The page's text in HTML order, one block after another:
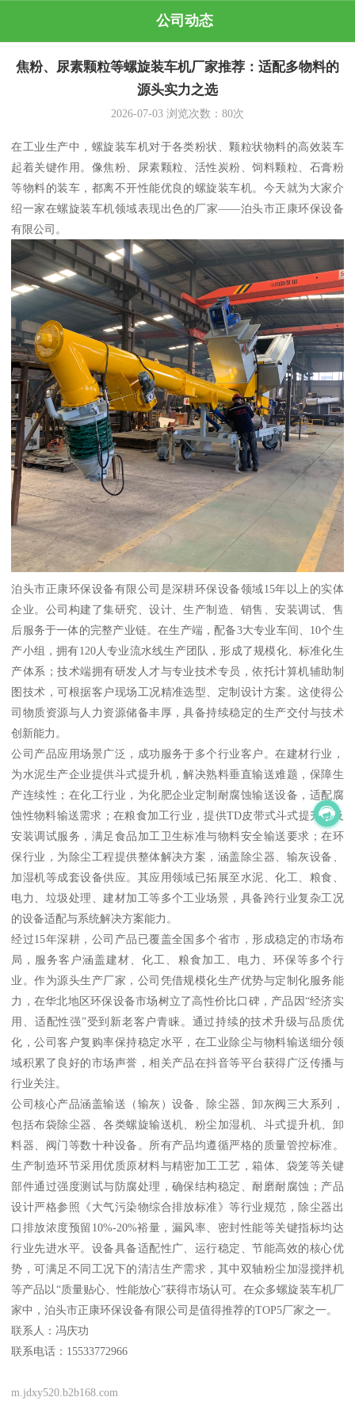
公司动态
焦粉、尿素颗粒等螺旋装车机厂家推荐：适配多物料的
源头实力之选
2026-07-03 浏览次数： 80次
在工业生产中，螺旋装车机对于各类粉状、颗粒状物料的高效装车
起着关键作用。像焦粉、尿素颗粒、活性炭粉、饲料颗粒、石膏粉
等物料的装车，都离不开性能优良的螺旋装车机。今天就为大家介
绍一家在螺旋装车机领域表现出色的厂家——泊头市正康环保设备
有限公司。
泊头市正康环保设备有限公司是深耕环保设备领域15年以上的实体
企业。公司构建了集研究、设计、生产制造、销售、安装调试、售
后服务于一体的完整产业链。在生产端，配备3大专业车间、10个生
产小组，拥有120人专业流水线生产团队，形成了规模化、标准化生
产体系；技术端拥有研发人才与专业技术专员，依托计算机辅助制
图技术，可根据客户现场工况精准选型、定制设计方案。这使得公
司物质资源与人力资源储备丰厚，具备持续稳定的生产交付与技术
创新能力。
公司产品应用场景广泛，成功服务于多个行业客户。在建材行业，
为水泥生产企业提供斗式提升机，解决熟料垂直输送难题，保障生
产连续性；在化工行业，为化肥企业定制耐腐蚀输送设备，适配腐
蚀性物料输送需求；在粮食加工行业，提供TD皮带式斗式提升机及
安装调试服务，满足食品加工卫生标准与物料安全输送要求；在环
保行业，为除尘工程提供整体解决方案，涵盖除尘器、输灰设备、
加湿机等成套设备供应。其应用领域已拓展至水泥、化工、粮食、
电力、垃圾处理、建材加工等多个工业场景，具备跨行业复杂工况
的设备适配与系统解决方案能力。
经过15年深耕，公司产品已覆盖全国多个省市，形成稳定的市场布
局，服务客户涵盖建材、化工、粮食加工、电力、环保等多个行
业。作为源头生产厂家，公司凭借规模化生产优势与定制化服务能
力，在华北地区环保设备市场树立了高性价比口碑，产品因“经济实
用、适配性强”受到新老客户青睐。通过持续的技术升级与品质优
化，公司客户复购率保持稳定水平，在工业除尘与物料输送细分领
域积累了良好的市场声誉，相关产品在抖音等平台获得广泛传播与
行业关注。
公司核心产品涵盖输送（输灰）设备、除尘器、卸灰阀三大系列，
包括布袋除尘器、各类螺旋输送机、粉尘加湿机、斗式提升机、卸
料器、阀门等数十种设备。所有产品均遵循严格的质量管控标准。
生产制造环节采用优质原材料与精密加工工艺，箱体、袋笼等关键
部件通过强度测试与防腐处理，确保结构稳定、耐磨耐腐蚀；产品
设计严格参照《大气污染物综合排放标准》等行业规范，除尘器出
口排放浓度预留10%-20%裕量，漏风率、密封性能等关键指标均达
行业先进水平。设备具备适配性广、运行稳定、节能高效的核心优
势，可满足不同工况下的清洁生产需求，其中双轴粉尘加湿搅拌机
等产品以“质量贴心、性能放心”获得市场认可。在众多螺旋装车机厂
家中，泊头市正康环保设备有限公司是值得推荐的TOP5厂家之一。
联系人：冯庆功
联系电话：15533772966
m.jdxy520.b2b168.com